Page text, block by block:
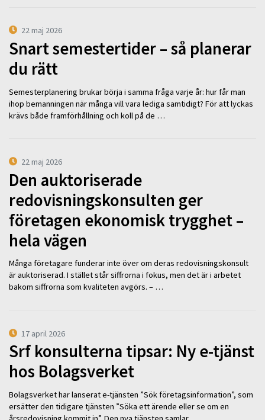
22 maj 2026
Snart semestertider – så planerar
du rätt
Semesterplanering brukar börja i samma fråga varje år: hur får man
ihop bemanningen när många vill vara lediga samtidigt? För att lyckas
krävs både framförhållning och koll på de …
22 maj 2026
Den auktoriserade
redovisningskonsulten ger
företagen ekonomisk trygghet –
hela vägen
Många företagare funderar inte över om deras redovisningskonsult
är auktoriserad. I stället står siffrorna i fokus, men det är i arbetet
bakom siffrorna som kvaliteten avgörs. – …
17 april 2026
Srf konsulterna tipsar: Ny e-tjänst
hos Bolagsverket
Bolagsverket har lanserat e-tjänsten ”Sök företagsinformation”, som
ersätter den tidigare tjänsten ”Söka ett ärende eller se om en